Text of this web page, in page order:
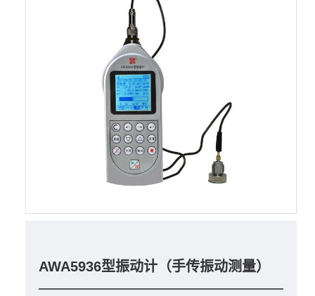
AWA5936型振动计（手传振动测量）